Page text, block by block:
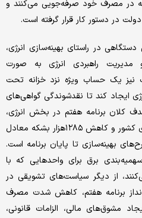
در مصرف خود صرفه‌جویی می‌کنند و
در دستور کار قرار گرفته است.
در راستای بهینه‌‌‌سازی انرژی،
مدیریت راهبردی انرژی به صورت
نیز یک حساب ویژه نزد خزانه تحت
ایجاد کند تا نقدشوندگی گواهی‌‌‌های
کلان برنامه هفتم در بخش انرژی،
بهره‌‌‌وری بالاتر در مصرف منابع انرژی کشور و کاهش ۱۲۸۵‌هزار بشکه معادل
بهینه‌‌‌سازی تا پایان برنامه است.
برق برای واحدهایی که با
از دیگر سیاست‌های تشویقی در
برنامه هفتم، کاهش شدت مصرف
مشوق‌های مالی، الزامات قانونی،